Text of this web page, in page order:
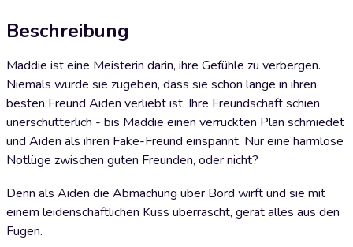
Beschreibung
Maddie ist eine Meisterin darin, ihre Gefühle zu verbergen.
Niemals würde sie zugeben, dass sie schon lange in ihren
besten Freund Aiden verliebt ist. Ihre Freundschaft schien
unerschütterlich - bis Maddie einen verrückten Plan schmiedet
und Aiden als ihren Fake-Freund einspannt. Nur eine harmlose
Notlüge zwischen guten Freunden, oder nicht?
Denn als Aiden die Abmachung über Bord wirft und sie mit
einem leidenschaftlichen Kuss überrascht, gerät alles aus den
Fugen.